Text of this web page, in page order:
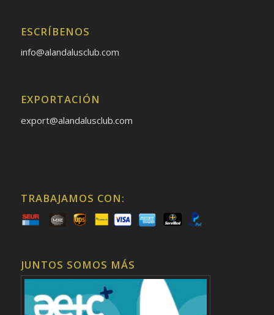
ESCRÍBENOS
info@alandalusclub.com
EXPORTACIÓN
export@alandalusclub.com
TRABAJAMOS CON:
JUNTOS SOMOS MÁS